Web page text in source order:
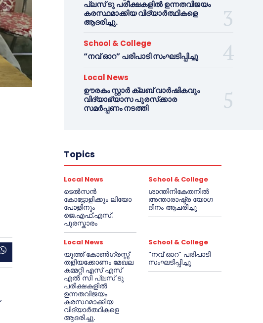
പ്ലസ് ടു പരീക്ഷകളിൽ ഉന്നതവിജയം
കരസ്ഥമാക്കിയ വിദ്യാർത്ഥികളെ
ആദരിച്ചു.
School & College
“നവ് ഓറ” പരിപാടി സംഘടിപ്പിച്ചു
Local News
ഊരകം സ്റ്റാർ ക്ലബ് വാർഷികവും
വിദ്യാഭ്യാസ പുരസ്‌ക്കാര
സമർപ്പണം നടത്തി
Topics
Local News
ടെൽസൻ
കോട്ടോളിക്കും ലിയോ
പോളിനും
ജെ.എഫ്.എസ്.
പുരസ്കാരം
School & College
ശാന്തിനികേതനിൽ
അന്താരാഷ്ട്ര യോഗ
ദിനം ആചരിച്ചു
Local News
യൂത്ത് കോൺഗ്രസ്സ്
തളിയക്കോണം മേഖല
കമ്മറ്റി എസ് എസ്
എൽ സി പ്ലസ് ടു
പരീക്ഷകളിൽ
ഉന്നതവിജയം
കരസ്ഥമാക്കിയ
വിദ്യാർത്ഥികളെ
ആദരിച്ചു.
School & College
“നവ് ഓറ” പരിപാടി
സംഘടിപ്പിച്ചു